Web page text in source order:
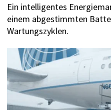
Ein intelligentes
einem abgestimmten
Wartungszyklen.